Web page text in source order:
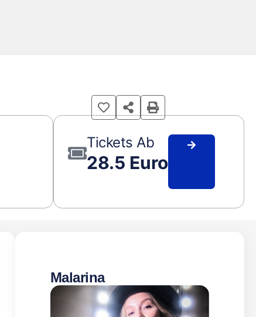
Tickets Ab
28.5 Euro
Malarina